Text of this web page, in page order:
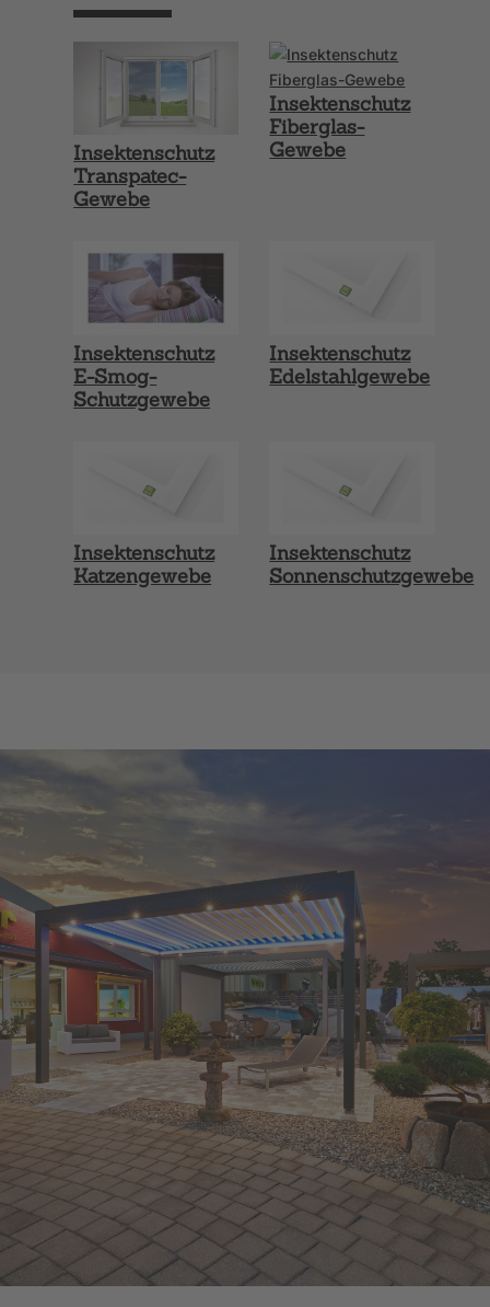
Insektenschutz
Transpatec-
Gewebe
Insektenschutz
Fiberglas-
Gewebe
Insektenschutz
E-Smog-
Schutzgewebe
Insektenschutz
Edelstahlgewebe
Insektenschutz
Katzengewebe
Insektenschutz
Sonnenschutzgewebe